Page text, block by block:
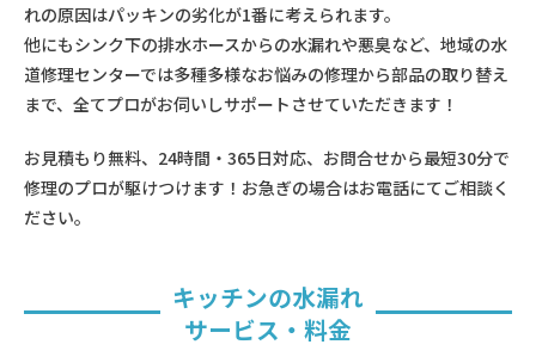
れの原因はパッキンの劣化が1番に考えられます。
他にもシンク下の排水ホースからの水漏れや悪臭など、地域の水
道修理センターでは多種多様なお悩みの修理から部品の取り替え
まで、全てプロがお伺いしサポートさせていただきます！
お見積もり無料、24時間・365日対応、お問合せから最短30分で
修理のプロが駆けつけます！お急ぎの場合はお電話にてご相談く
ださい。
キッチンの水漏れ
サービス・料金